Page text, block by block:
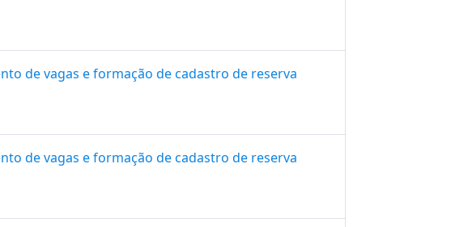
de vagas e formação de cadastro de reserva
de vagas e formação de cadastro de reserva